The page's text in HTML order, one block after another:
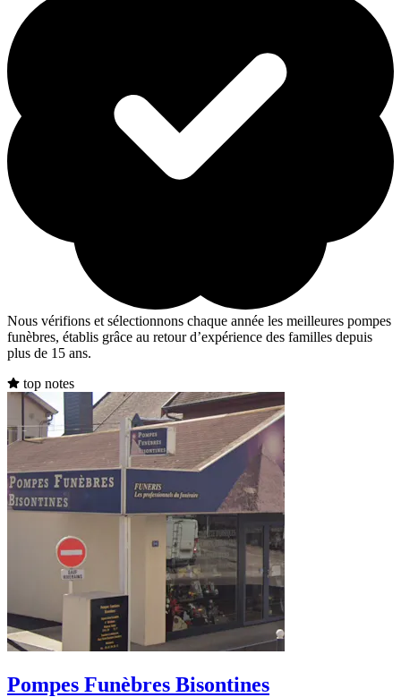
Nous vérifions et sélectionnons chaque année les meilleures pompes
funèbres, établis grâce au retour d’expérience des familles depuis
plus de 15 ans.
top notes
Pompes Funèbres Bisontines